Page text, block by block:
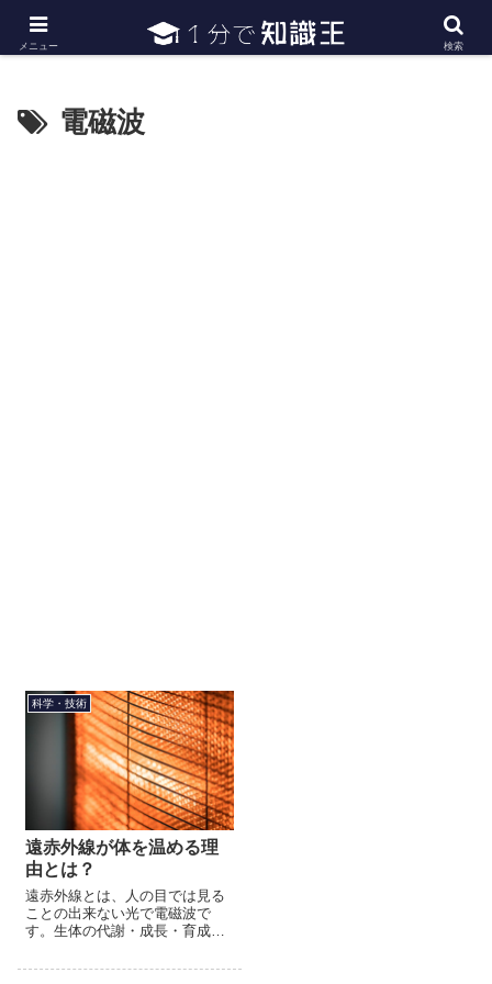
日常で必要な常識・知識や雑学・豆知識を幅広く紹介
電磁波
科学・技術
遠赤外線が体を温める理
由とは？
遠赤外線とは、人の目では見る
ことの出来ない光で電磁波で
す。生体の代謝・成長・育成に
く吸収され、そのまま熱エネル
メニュー 検索